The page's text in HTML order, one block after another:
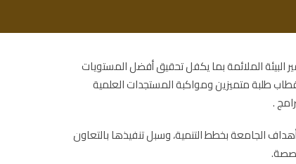
الملائمة بما يكفل تحقيق أفضل المستويات
طلبة متميزين ومواكبة المستجدات العلمية
.
الجامعة بخطط التنمية، وسبل تنفيذها بالتعاون